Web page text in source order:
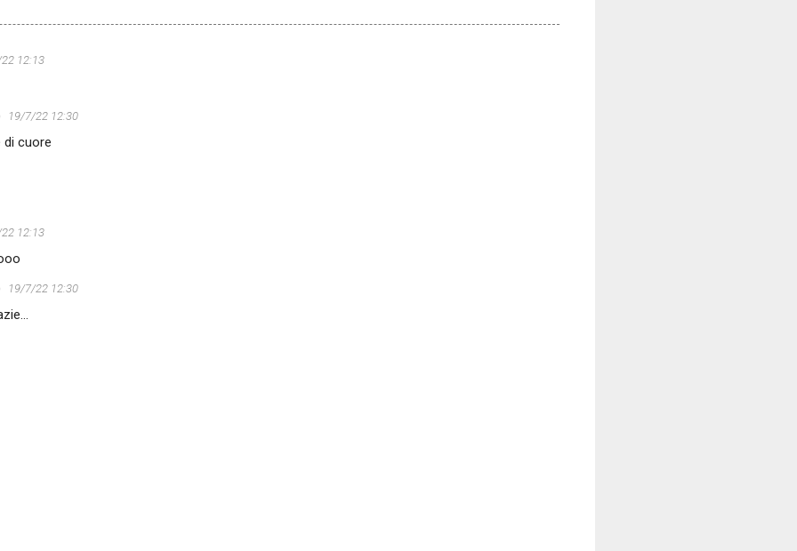
12:13
19/7/22 12:30
di cuore
12:13
19/7/22 12:30